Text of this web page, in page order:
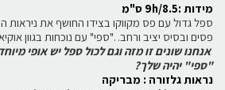
מידות :9h/8.5 ס"מ
ספל גדול עם פס מקווקו בצידו החושף את
פסים ובסיס יציב ורחב. ."ספי" עם נוכחות בגוון
אנחנו שונים זו מזה וגם לכול ספל יש אופי
"ספי" יהיה שלך?
נראות גלזורה : מבריקה